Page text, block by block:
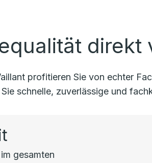
direkt
profitieren Sie von echter
schnelle, zuverlässige und
gesamten